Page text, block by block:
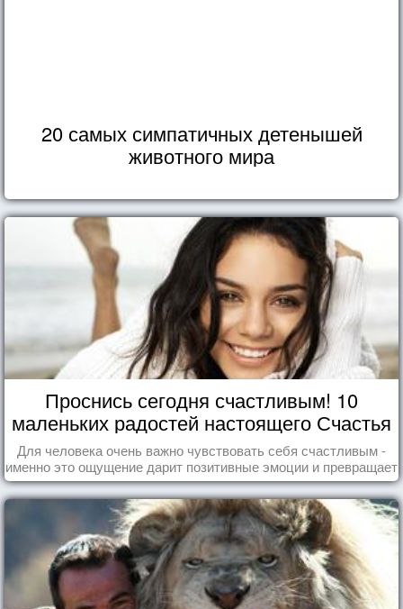
20 самых симпатичных детенышей
животного мира
Проснись сегодня счастливым! 10
маленьких радостей настоящего Счастья
Для человека очень важно чувствовать себя счастливым -
именно это ощущение дарит позитивные эмоции и превращает
каждый день в маленький праздник.